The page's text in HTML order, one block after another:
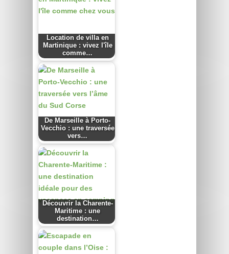
Location de villa en
Martinique : vivez l'île
comme…
De Marseille à Porto-
Vecchio : une traversée
vers…
Découvrir la Charente-
Maritime : une
destination…